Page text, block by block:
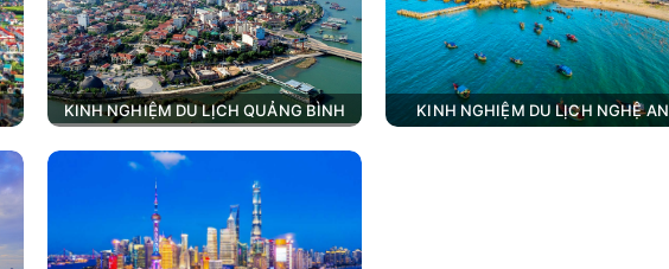
KINH NGHIỆM DU LỊCH QUẢNG BÌNH KINH NGHIỆM DU LỊCH NGHỆ AN